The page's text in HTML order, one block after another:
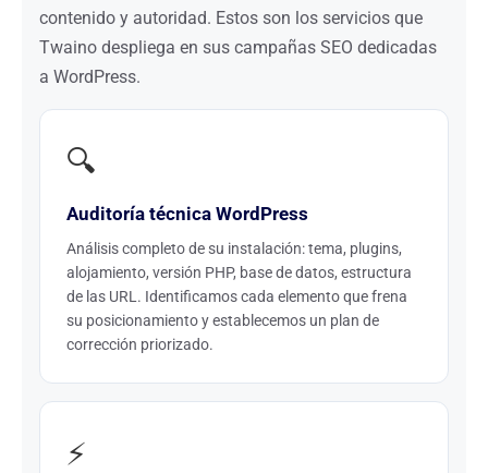
contenido y autoridad. Estos son los servicios que
Twaino despliega en sus campañas SEO dedicadas
a WordPress.
🔍
Auditoría técnica WordPress
Análisis completo de su instalación: tema, plugins,
alojamiento, versión PHP, base de datos, estructura
de las URL. Identificamos cada elemento que frena
su posicionamiento y establecemos un plan de
corrección priorizado.
⚡